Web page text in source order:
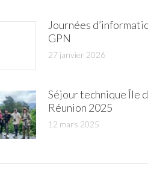
Journées
GPN
27 janvier 2026
Séjour technique Île
Réunion 2025
12 mars 2025